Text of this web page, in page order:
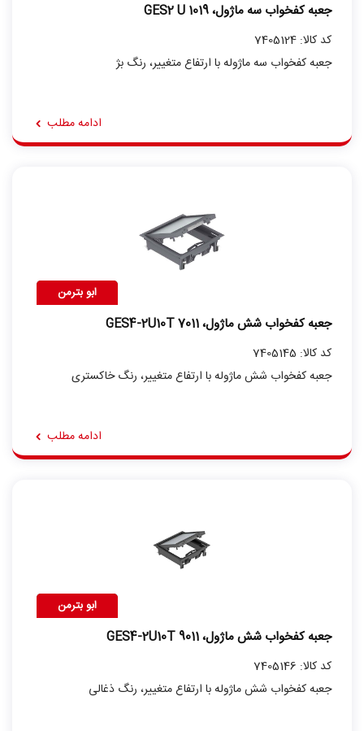
جعبه کفخواب سه ماژول، GES2 U 1019
کد کالا: 7405124
جعبه کفخواب سه ماژوله با ارتفاع متغییر، رنگ بژ
ادامه مطلب
ابو بترمن
جعبه کفخواب شش ماژول، GES4-2U10T 7011
کد کالا: 7405145
جعبه کفخواب شش ماژوله با ارتفاع متغییر، رنگ خاکستری
ادامه مطلب
ابو بترمن
جعبه کفخواب شش ماژول، GES4-2U10T 9011
کد کالا: 7405146
جعبه کفخواب شش ماژوله با ارتفاع متغییر، رنگ ذغالی